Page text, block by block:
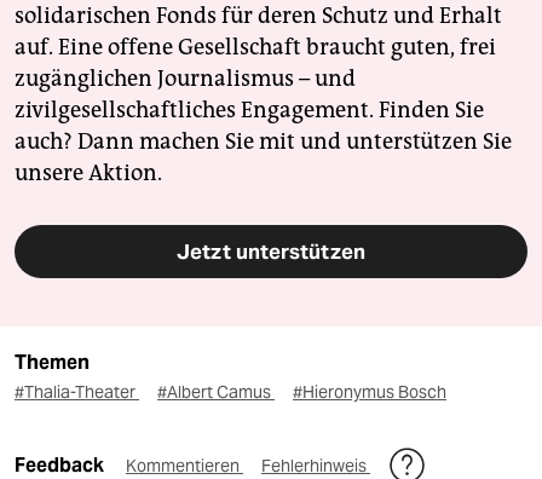
solidarischen Fonds für deren Schutz und Erhalt
auf. Eine offene Gesellschaft braucht guten, frei
zugänglichen Journalismus – und
zivilgesellschaftliches Engagement. Finden Sie
auch? Dann machen Sie mit und unterstützen Sie
unsere Aktion.
Jetzt unterstützen
Themen
#Thalia-Theater #Albert Camus #Hieronymus Bosch
Feedback Kommentieren Fehlerhinweis